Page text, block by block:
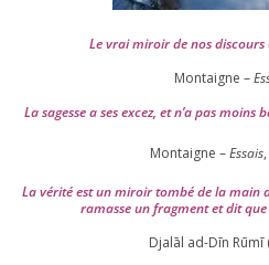
Le vrai miroir de nos dis­cours
Montaigne –
La sagesse a ses excez, et n’a pas
Montaigne –Essais,
La véri­té est un miroir tom­bé de la main
ramasse un frag­ment et dit
Djalāl ad-Dīn Rūmī